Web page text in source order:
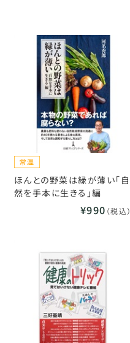
ほんとの野菜は緑が薄い「自
然を手本に生きる」編
¥990 （税込）